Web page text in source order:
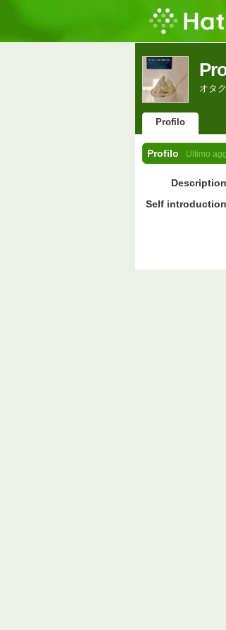
オタ
Profilo
Profilo Ultimo
Description
Self introduction